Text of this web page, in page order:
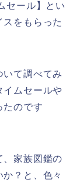
セール】とい
をもらった
いて調べてみ
イムセールや
たのです
、家族図鑑の
？と、色々